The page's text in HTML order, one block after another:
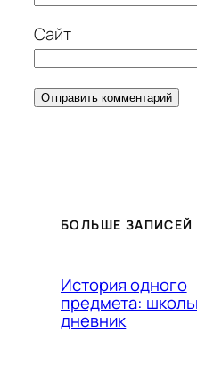
Сайт
БОЛЬШЕ ЗАПИСЕЙ
История одного
предмета:
дневник